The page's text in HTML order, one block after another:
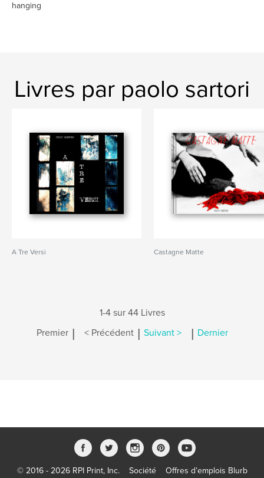
hanging
Livres par paolo sartori
A Tre Versi Castagne Matte
1-4 sur 44 Livres
Premier | < Précédent | Suivant > | Dernier
© 2016 - 2026 RPI Print, Inc. Société Offres d’emplois Blurb